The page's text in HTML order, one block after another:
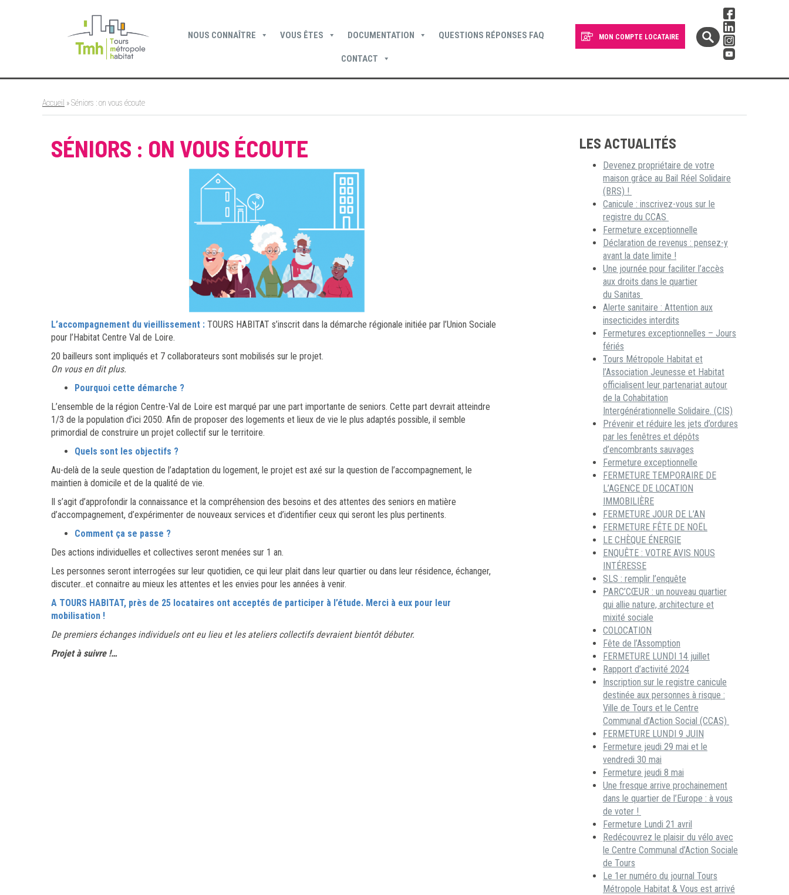
NOUS CONNAÎTRE VOUS ÊTES DOCUMENTATION QUESTIONS RÉPONSES FAQ
CONTACT
MON COMPTE LOCATAIRE
Accueil »Séniors : on vous écoute
LES ACTUALITÉS
Devenez propriétaire de votre
maison grâce au Bail Réel Solidaire
(BRS) !
Canicule : inscrivez-vous sur le
registre du CCAS
Fermeture exceptionnelle
Déclaration de revenus : pensez-y
avant la date limite !
Une journée pour faciliter l’accès
aux droits dans le quartier
du Sanitas
Alerte sanitaire : Attention aux
insecticides interdits
Fermetures exceptionnelles – Jours
fériés
Tours Métropole Habitat et
l’Association Jeunesse et Habitat
officialisent leur partenariat autour
de la Cohabitation
Intergénérationnelle Solidaire. (CIS)
Prévenir et réduire les jets d’ordures
par les fenêtres et dépôts
d’encombrants sauvages
Fermeture exceptionnelle
FERMETURE TEMPORAIRE DE
L’AGENCE DE LOCATION
IMMOBILIÈRE
FERMETURE JOUR DE L’AN
FERMETURE FÊTE DE NOËL
LE CHÈQUE ÉNERGIE
ENQUÊTE : VOTRE AVIS NOUS
INTÉRESSE
SLS : remplir l’enquête
PARC’CŒUR : un nouveau quartier
qui allie nature, architecture et
mixité sociale
COLOCATION
Fête de l’Assomption
FERMETURE LUNDI 14 juillet
Rapport d’activité 2024
Inscription sur le registre canicule
destinée aux personnes à risque :
Ville de Tours et le Centre
Communal d’Action Social (CCAS)
FERMETURE LUNDI 9 JUIN
Fermeture jeudi 29 mai et le
vendredi 30 mai
Fermeture jeudi 8 mai
Une fresque arrive prochainement
dans le quartier de l’Europe : à vous
de voter !
Fermeture Lundi 21 avril
Redécouvrez le plaisir du vélo avec
le Centre Communal d’Action Sociale
de Tours
Le 1er numéro du journal Tours
Métropole Habitat & Vous est arrivé
SÉNIORS : ON VOUS ÉCOUTE
L’accompagnement du vieillissement : TOURS HABITAT s’inscrit dans la démarche régionale initiée par l’Union Sociale
pour l’Habitat Centre Val de Loire.
20 bailleurs sont impliqués et 7 collaborateurs sont mobilisés sur le projet.
On vous en dit plus.
Pourquoi cette démarche ?
L’ensemble de la région Centre-Val de Loire est marqué par une part importante de seniors. Cette part devrait atteindre
1/3 de la population d’ici 2050. Afin de proposer des logements et lieux de vie le plus adaptés possible, il semble
primordial de construire un projet collectif sur le territoire.
Quels sont les objectifs ?
Au-delà de la seule question de l’adaptation du logement, le projet est axé sur la question de l’accompagnement, le
maintien à domicile et de la qualité de vie.
Il s’agit d’approfondir la connaissance et la compréhension des besoins et des attentes des seniors en matière
d’accompagnement, d’expérimenter de nouveaux services et d’identifier ceux qui seront les plus pertinents.
Comment ça se passe ?
Des actions individuelles et collectives seront menées sur 1 an.
Les personnes seront interrogées sur leur quotidien, ce qui leur plait dans leur quartier ou dans leur résidence, échanger,
discuter…et connaitre au mieux les attentes et les envies pour les années à venir.
A TOURS HABITAT, près de 25 locataires ont acceptés de participer à l’étude. Merci à eux pour leur
mobilisation !
De premiers échanges individuels ont eu lieu et les ateliers collectifs devraient bientôt débuter.
Projet à suivre !…